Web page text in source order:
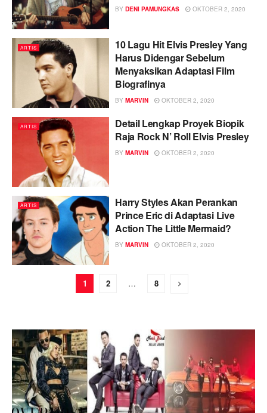
BY DENI PAMUNGKAS OKTOBER 2, 2020
ARTIS
10 Lagu Hit Elvis Presley Yang
Harus Didengar Sebelum
Menyaksikan Adaptasi Film
Biografinya
BY MARVIN OKTOBER 2, 2020
ARTIS
Detail Lengkap Proyek Biopik
Raja Rock N’ Roll Elvis Presley
BY MARVIN OKTOBER 2, 2020
ARTIS
Harry Styles Akan Perankan
Prince Eric di Adaptasi Live
Action The Little Mermaid?
BY MARVIN OKTOBER 2, 2020
1 2 … 8